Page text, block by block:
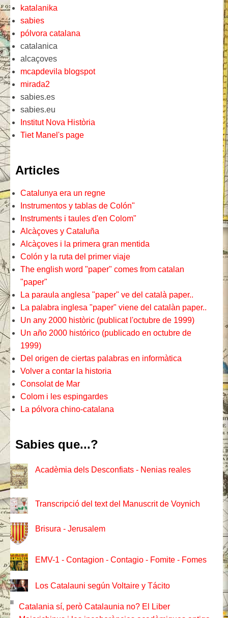
katalanika
sabies
pólvora catalana
catalanica
alcaçoves
mcapdevila blogspot
mirada2
sabies.es
sabies.eu
Institut Nova Història
Tiet Manel's page
Articles
Catalunya era un regne
Instrumentos y tablas de Colón"
Instruments i taules d'en Colom"
Alcàçoves y Cataluña
Alcàçoves i la primera gran mentida
Colón y la ruta del primer viaje
The english word "paper" comes from catalan
"paper"
La paraula anglesa "paper" ve del català paper..
La palabra inglesa "paper" viene del catalàn paper..
Un any 2000 històric (publicat l'octubre de 1999)
Un año 2000 histórico (publicado en octubre de
1999)
Del origen de ciertas palabras en informàtica
Volver a contar la historia
Consolat de Mar
Colom i les espingardes
La pólvora chino-catalana
Sabies que...?
Acadèmia dels Desconfiats - Nenias reales
Transcripció del text del Manuscrit de Voynich
Brisura - Jerusalem
EMV-1 - Contagion - Contagio - Fomite - Fomes
Los Catalauni según Voltaire y Tácito
Catalania sí, però Catalaunia no? El Liber